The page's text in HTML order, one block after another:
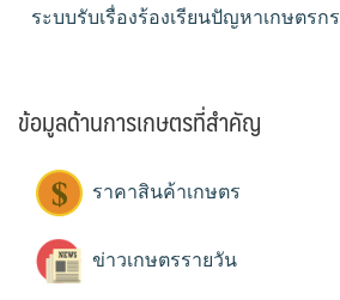
ระบบรับเรื่องร้องเรียนปัญหาเกษตรกร
ข้อมูลด้านการเกษตรที่สำคัญ
ราคาสินค้าเกษตร
ข่าวเกษตรรายวัน